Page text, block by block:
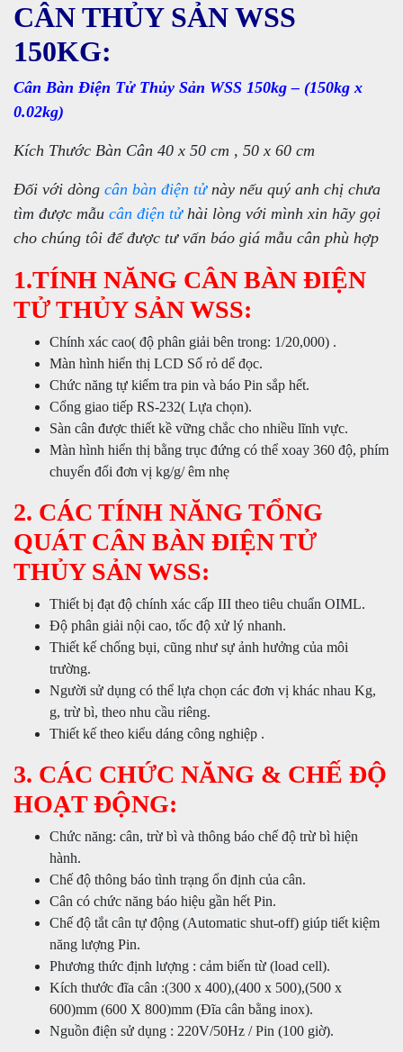
CÂN THỦY SẢN WSS
150KG:
Cân Bàn Điện Tử Thủy Sản WSS 150kg – (150kg x
0.02kg)
Kích Thước Bàn Cân 40 x 50 cm , 50 x 60 cm
Đối với dòng cân bàn điện tửnày nếu quý anh chị chưa
tìm được mẫu cân điện tửhài lòng với mình xin hãy gọi
cho chúng tôi để được tư vấn báo giá mẫu cân phù hợp
1.TÍNH NĂNG CÂN BÀN ĐIỆN
TỬ THỦY SẢN WSS:
Chính xác cao( độ phân giải bên trong: 1/20,000) .
Màn hình hiển thị LCD Số rỏ dể đọc.
Chức năng tự kiểm tra pin và báo Pin sắp hết.
Cổng giao tiếp RS-232( Lựa chọn).
Sàn cân được thiết kề vững chắc cho nhiều lĩnh vực.
Màn hình hiển thị bằng trục đứng có thể xoay 360 độ, phím
chuyển đổi đơn vị kg/g/ êm nhẹ
2. CÁC TÍNH NĂNG TỔNG
QUÁT CÂN BÀN ĐIỆN TỬ
THỦY SẢN WSS:
Thiết bị đạt độ chính xác cấp III theo tiêu chuẩn OIML.
Độ phân giải nội cao, tốc độ xử lý nhanh.
Thiết kế chống bụi, cũng như sự ảnh hưởng của môi
trường.
Người sử dụng có thể lựa chọn các đơn vị khác nhau Kg,
g, trừ bì, theo nhu cầu riêng.
Thiết kế theo kiểu dáng công nghiệp .
3. CÁC CHỨC NĂNG & CHẾ ĐỘ
HOẠT ĐỘNG:
Chức năng: cân, trừ bì và thông báo chế độ trừ bì hiện
hành.
Chế độ thông báo tình trạng ổn định của cân.
Cân có chức năng báo hiệu gần hết Pin.
Chế độ tắt cân tự động (Automatic shut-off) giúp tiết kiệm
năng lượng Pin.
Phương thức định lượng : cảm biến từ (load cell).
Kích thước đĩa cân :(300 x 400),(400 x 500),(500 x
600)mm (600 X 800)mm (Đĩa cân bằng inox).
Nguồn điện sử dụng : 220V/50Hz / Pin (100 giờ).